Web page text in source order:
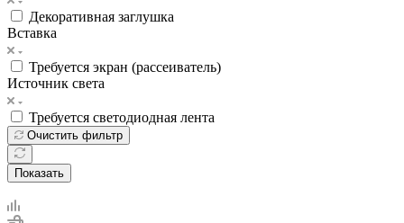
Декоративная заглушка
Вставка
Требуется экран (рассеиватель)
Источник света
Требуется светодиодная лента
Очистить фильтр
Показать